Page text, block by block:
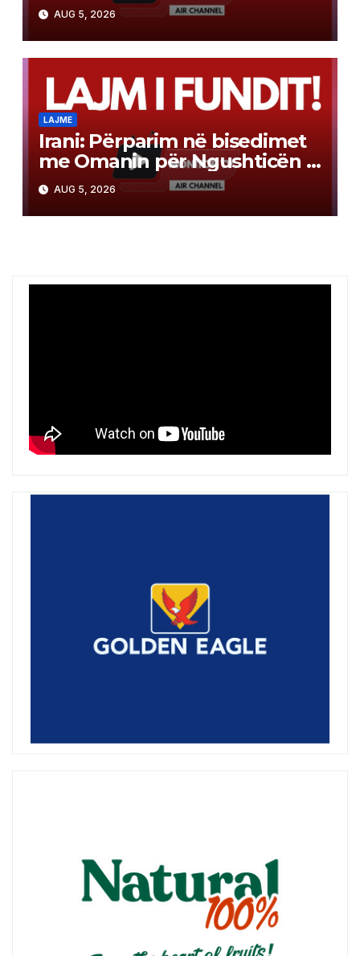
AUG 5, 2026
LAJME
Irani: Përparim në bisedimet
me Omanin për Ngushticën e
Hormuzit
AUG 5, 2026